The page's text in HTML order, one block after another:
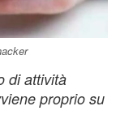
di attività
proprio su